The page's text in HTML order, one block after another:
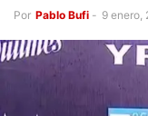
Por Pablo Bufi - 9 enero,